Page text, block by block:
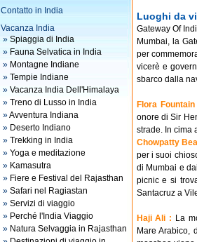
Contatto in India
Vacanza India
» Spiaggia di India
» Fauna Selvatica in India
» Montagne Indiane
» Tempie Indiane
» Vacanza India Dell'Himalaya
» Treno di Lusso in India
»Avventura Indiana
» Deserto Indiano
» Trekking in India
» Yoga e meditazione
» Kamasutra
» Fiere e Festival del Rajasthan
» Safari nel Ragiastan
» Servizi di viaggio
» Perché l'India Viaggio
» Natura Selvaggia in Rajasthan
Luoghi da
Gateway Of
Mumbai, la
per
vicerè e
sbarco dalla
Flora
onore di Sir
strade. In cima
Chowpatty
per i suoi
di Mumbai e
picnic e si
Santacruz a
Haji Ali : La
Mare Arabico,